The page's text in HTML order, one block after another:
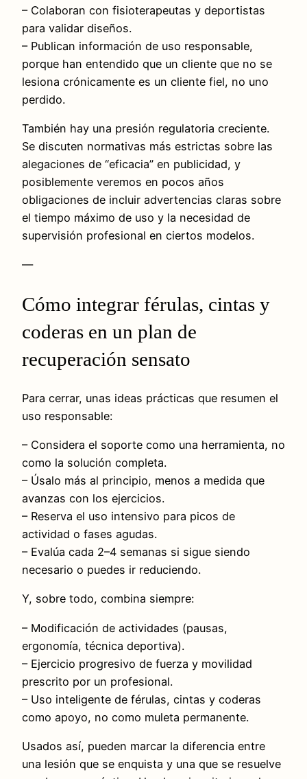
– Colaboran con fisioterapeutas y deportistas
para validar diseños.
– Publican información de uso responsable,
porque han entendido que un cliente que no se
lesiona crónicamente es un cliente fiel, no uno
perdido.
También hay una presión regulatoria creciente.
Se discuten normativas más estrictas sobre las
alegaciones de “eficacia” en publicidad, y
posiblemente veremos en pocos años
obligaciones de incluir advertencias claras sobre
el tiempo máximo de uso y la necesidad de
supervisión profesional en ciertos modelos.
—
Cómo integrar férulas, cintas y
coderas en un plan de
recuperación sensato
Para cerrar, unas ideas prácticas que resumen el
uso responsable:
– Considera el soporte como una herramienta, no
como la solución completa.
– Úsalo más al principio, menos a medida que
avanzas con los ejercicios.
– Reserva el uso intensivo para picos de
actividad o fases agudas.
– Evalúa cada 2–4 semanas si sigue siendo
necesario o puedes ir reduciendo.
Y, sobre todo, combina siempre:
– Modificación de actividades (pausas,
ergonomía, técnica deportiva).
– Ejercicio progresivo de fuerza y movilidad
prescrito por un profesional.
– Uso inteligente de férulas, cintas y coderas
como apoyo, no como muleta permanente.
Usados así, pueden marcar la diferencia entre
una lesión que se enquista y una que se resuelve